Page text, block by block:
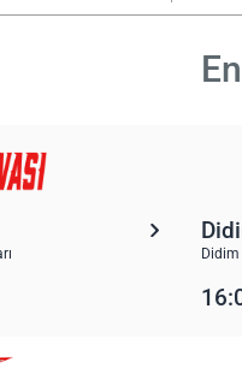
Didim